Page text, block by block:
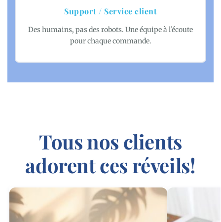
Support / Service client
Des humains, pas des robots. Une équipe à l'écoute
pour chaque commande.
Tous nos clients
adorent ces réveils!